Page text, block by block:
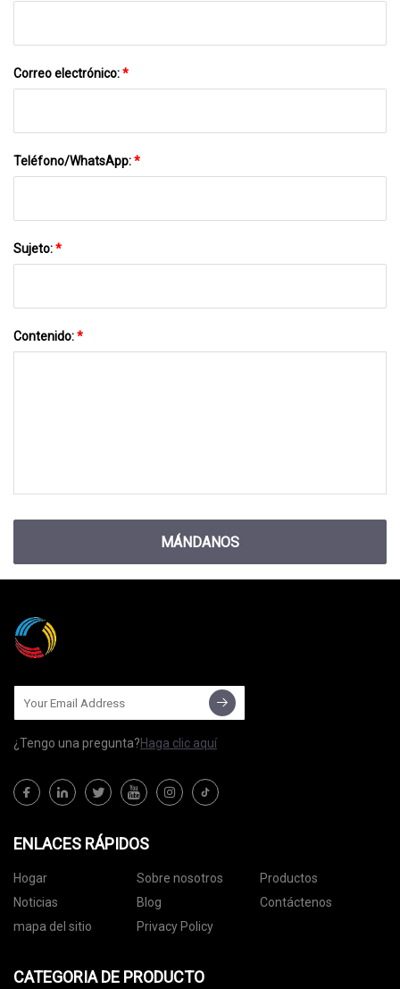
Correo electrónico:*
Teléfono/WhatsApp:*
Sujeto:*
Contenido:*
MÁNDANOS
¿Tengo una pregunta?Haga clic aquí
ENLACES RÁPIDOS
Hogar Sobre nosotros
Productos
Noticias
Blog
Contáctenos
mapa del sitio
Privacy Policy
CATEGORIA DE PRODUCTO